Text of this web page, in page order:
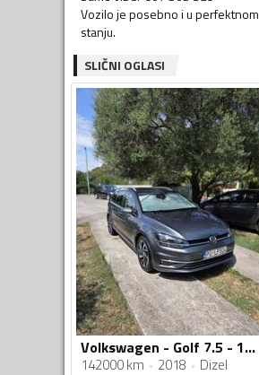
Vozilo je posebno i u perfektnom
stanju.
SLIČNI OGLASI
Volkswagen - Golf 7.5 - 1.6 TDI
142000 km 2018 Dizel